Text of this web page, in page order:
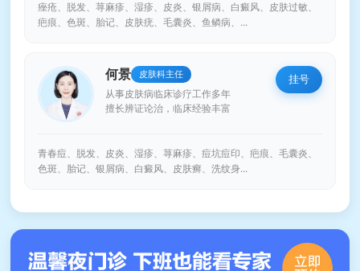
痤疮、脱发、荨麻疹、湿疹、皮炎、银屑病、白癜风、皮肤过敏、
疤痕、色斑、胎记、皮肤疣、毛囊炎、鱼鳞病、...
何景 皮肤科主任
从事皮肤病临床诊疗工作多年
擅长辨证论治，临床经验丰富
挂号
青春痘、脱发、皮炎、湿疹、荨麻疹、痘坑痘印、疤痕、毛囊炎、
色斑、胎记、银屑病、白癜风、皮肤癣、洗纹身...